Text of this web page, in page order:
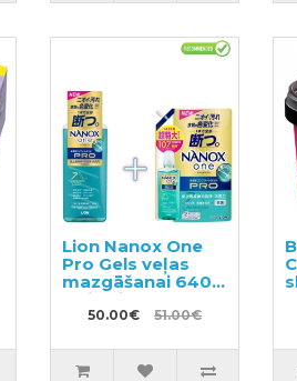
Lion Nanox One
Pro Gels veļas
mazgāšanai 640g
+ pildviela 1070g
50.00€ 51.00€